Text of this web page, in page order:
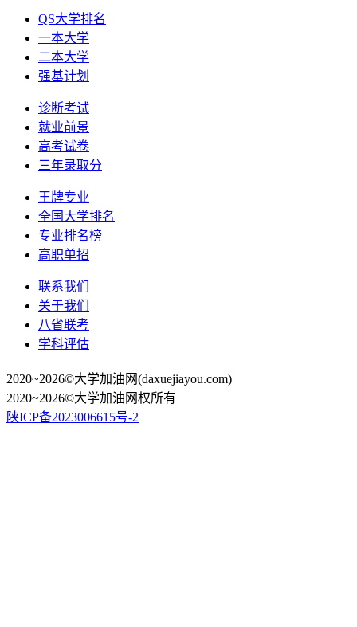
QS大学排名
一本大学
二本大学
强基计划
诊断考试
就业前景
高考试卷
三年录取分
王牌专业
全国大学排名
专业排名榜
高职单招
联系我们
关于我们
八省联考
学科评估
2020~2026©大学加油网(daxuejiayou.com)
2020~2026©大学加油网权所有
陕ICP备2023006615号-2